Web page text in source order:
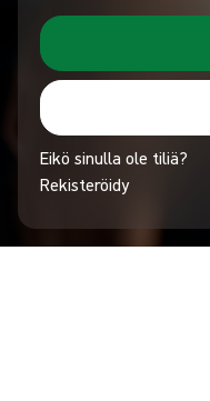
Eikö sinulla ole tiliä?
Rekisteröidy